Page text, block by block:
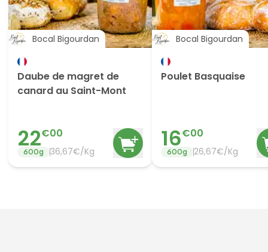
Bocal Bigourdan
Daube de magret de
canard au Saint-Mont
22€00
600g 36,67€/Kg
Bocal Bigourdan
Poulet Basquaise
16€00
600g 26,67€/Kg